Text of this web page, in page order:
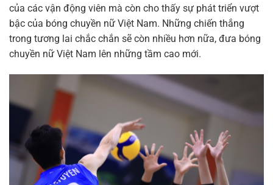
của các vận động viên mà còn cho thấy sự phát triển vượt
bậc của bóng chuyền nữ Việt Nam. Những chiến thắng
trong tương lai chắc chắn sẽ còn nhiều hơn nữa, đưa bóng
chuyền nữ Việt Nam lên những tầm cao mới.